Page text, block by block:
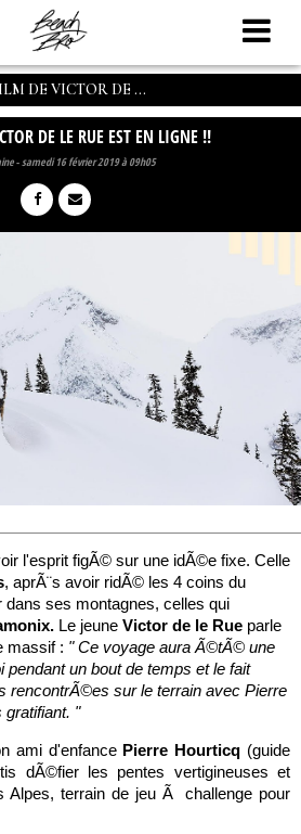
DE VICTOR DE ...
DE LE RUE EST EN LIGNE !!
-samedi 16 février 2019 à 09h05
l'esprit figÃ© sur une idÃ©e fixe. Celle
, aprÃ¨s avoir ridÃ© les 4 coins du
ses montagnes, celles qui
Le jeune Victor de le Rue parle
massif : " Ce voyage aura Ã©tÃ© une
pendant un bout de temps et le fait
rencontrÃ©es sur le terrain avec Pierre
gratifiant. "
ami d'enfance Pierre Hourticq (guide
dÃ©fier les pentes vertigineuses et
terrain de jeu Ã challenge pour